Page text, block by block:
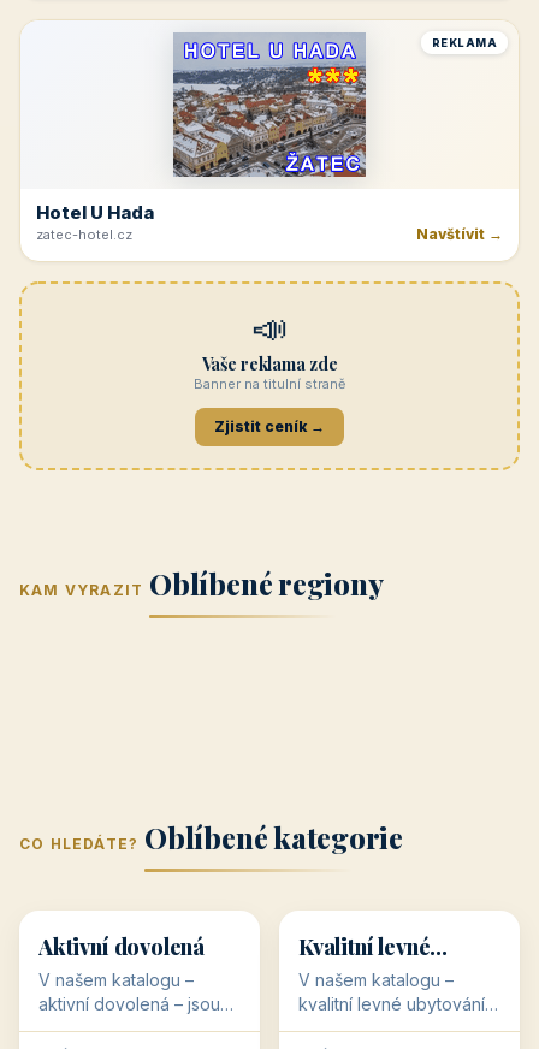
REKLAMA
Hotel U Hada
zatec-hotel.cz Navštívit →
📣
Vaše reklama zde
Banner na titulní straně
Zjistit ceník →
KAM VYRAZIT Oblíbené regiony
(Jihomoravský
kraj)
kraj)
Zlínský kraj Žilinský
Karlovarský
Střední Čechy
(Středočeský
CO HLEDÁTE? Oblíbené kategorie
🥾 36 objektů
Aktivní dovolená
V našem katalogu –
aktivní dovolená – jsou
pro Vás připraveny
💰
💰
34 objektů
Kvalitní levné
ubytování
V našem katalogu –
kvalitní levné ubytování –
jsou pro Vás připraveny